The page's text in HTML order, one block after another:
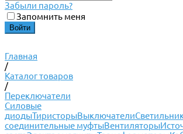
Забыли пароль?
Запомнить меня
Главная
/
Каталог товаров
/
Переключатели
Силовые
диодыТиристорыВыключатели
соединительные муфтыВентиляторы